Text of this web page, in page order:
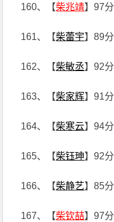
160、【柴兆靖】97分
161、【柴蕾宇】89分
162、【柴敏丞】92分
163、【柴家辉】91分
164、【柴寒云】94分
165、【柴钰珅】92分
166、【柴静艺】85分
167、【柴钦喆】97分